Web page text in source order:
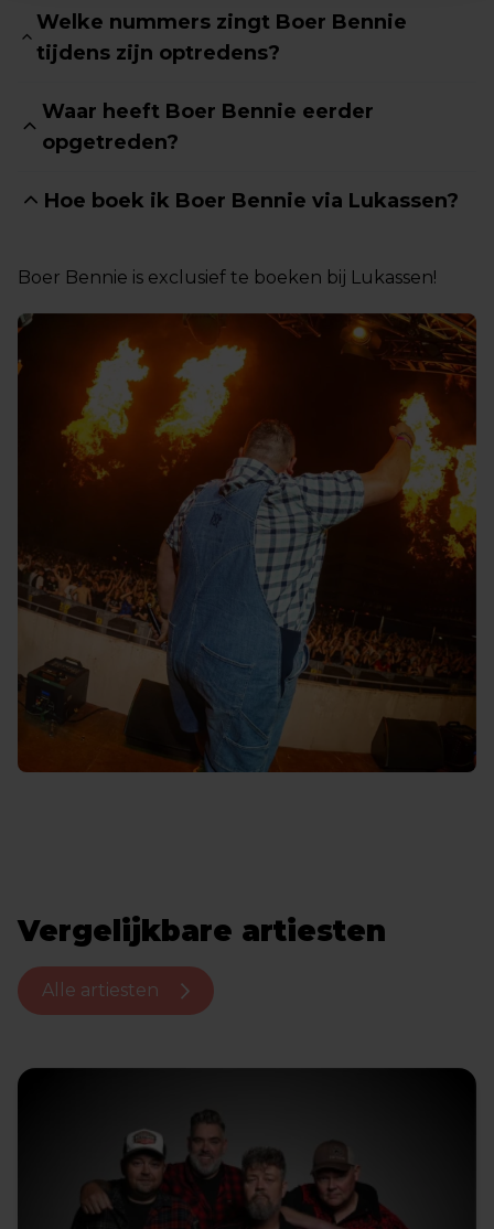
Welke nummers zingt Boer Bennie
tijdens zijn optredens?
Waar heeft Boer Bennie eerder
opgetreden?
Hoe boek ik Boer Bennie via Lukassen?
Boer Bennie is exclusief te boeken bij Lukassen!
Vergelijkbare artiesten
Alle artiesten